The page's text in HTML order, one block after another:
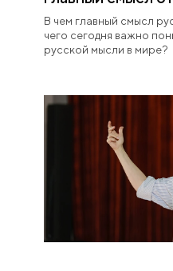
философии
В чем главный смысл
чего сегодня важно
русской мысли в мире?